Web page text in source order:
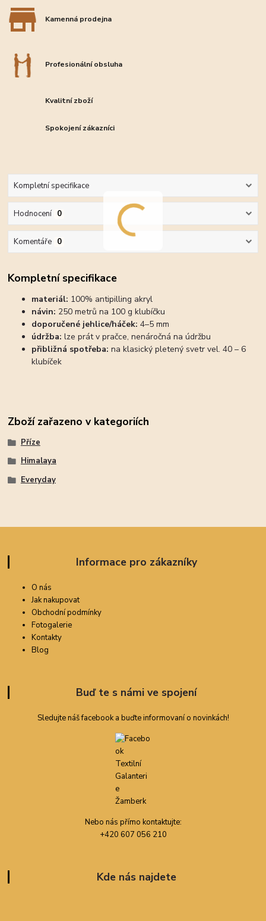
Kamenná prodejna
Profesionální obsluha
Kvalitní zboží
Spokojení zákazníci
Kompletní specifikace
Hodnocení 0
Komentáře 0
Kompletní specifikace
materiál: 100% antipilling akryl
návin: 250 metrů na 100 g klubíčku
doporučené jehlice/háček:4–5 mm
údržba:lze prát v pračce, nenáročná na údržbu
přibližná spotřeba: na klasický pletený svetr vel. 40 – 6
klubíček
Zboží zařazeno v kategoriích
Příze
Himalaya
Everyday
Informace pro zákazníky
O nás
Jak nakupovat
Obchodní podmínky
Fotogalerie
Kontakty
Blog
Buď te s námi ve spojení
Sledujte náš facebook a buďte informovaní o novinkách!
Nebo nás přímo kontaktujte:
+420 607 056 210
Kde nás najdete